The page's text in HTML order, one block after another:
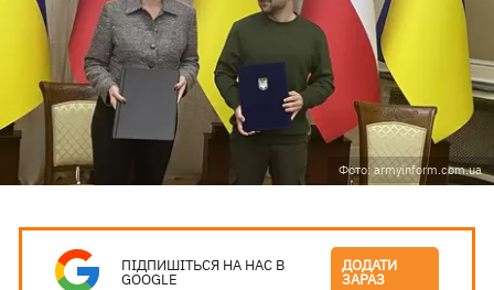
Фото: armyinform.com.ua
ПІДПИШІТЬСЯ НА НАС В
GOOGLE
ДОДАТИ
ЗАРАЗ